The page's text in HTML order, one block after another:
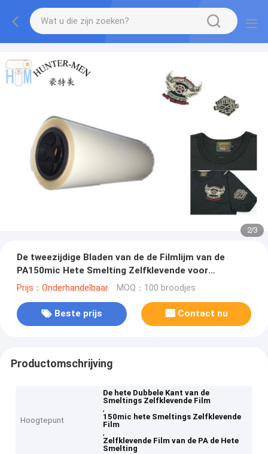
2/3
De tweezijdige Bladen van de de Filmlijm van de
PA150mic Hete Smelting Zelfklevende voor
Borduurwerkflard
Prijs：Onderhandelbaar MOQ：100 broodjes
Beste prijs Contact nu
Productomschrijving
Hoogtepunt
De hete Dubbele Kant van de
Smeltings Zelfklevende Film
,
150mic hete Smeltings Zelfklevende
Film
,
Zelfklevende Film van de PA de Hete
Smelting